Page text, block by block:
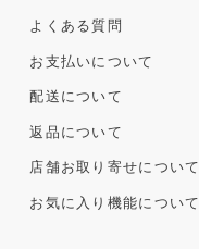
よくある質問
お支払いについて
配送について
返品について
店舗お取り寄せについて
お気に入り機能について